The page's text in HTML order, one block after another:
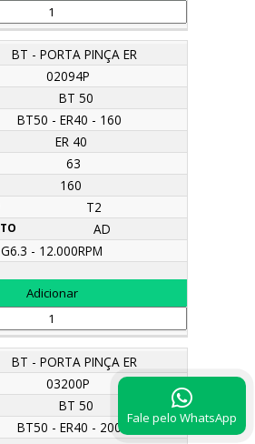
BT - PORTA PINÇA ER
02094P
BT 50
BT50 - ER40 - 160
ER 40
63
160
T2
AD
G6.3 - 12.000RPM
BT - PORTA PINÇA ER
03200P
BT 50
BT50 - ER40 - 200
Fale pelo WhatsApp